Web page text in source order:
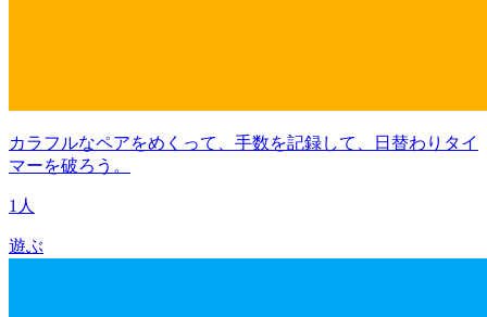
カラフルなペアをめくって、手数を記録して、日替わりタイ
マーを破ろう。
1人
遊ぶ